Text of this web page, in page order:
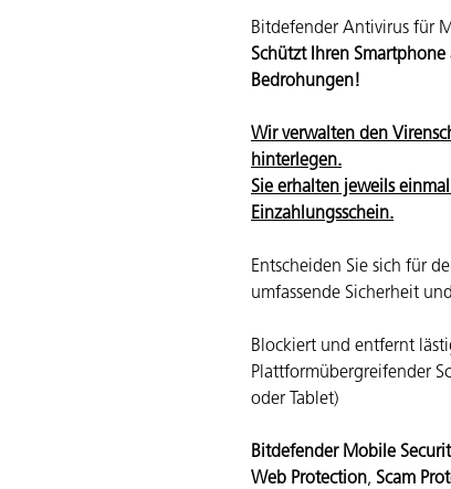
Bitdefender Antivirus für
Schützt Ihren
Bedrohungen!
Wir verwalten den
hinterlegen.
Sie erhalten jeweils
Einzahlungsschein.
Entscheiden Sie sich für
umfassende Sicherheit
Blockiert und entfernt
Plattformübergreifender
oder Tablet)
Bitdefender Mobile
Web Protection, Scam